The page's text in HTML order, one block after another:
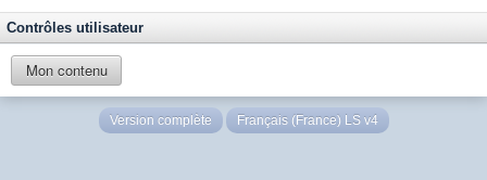
Contrôles utilisateur
Mon contenu
Version complète Français (France) LS v4